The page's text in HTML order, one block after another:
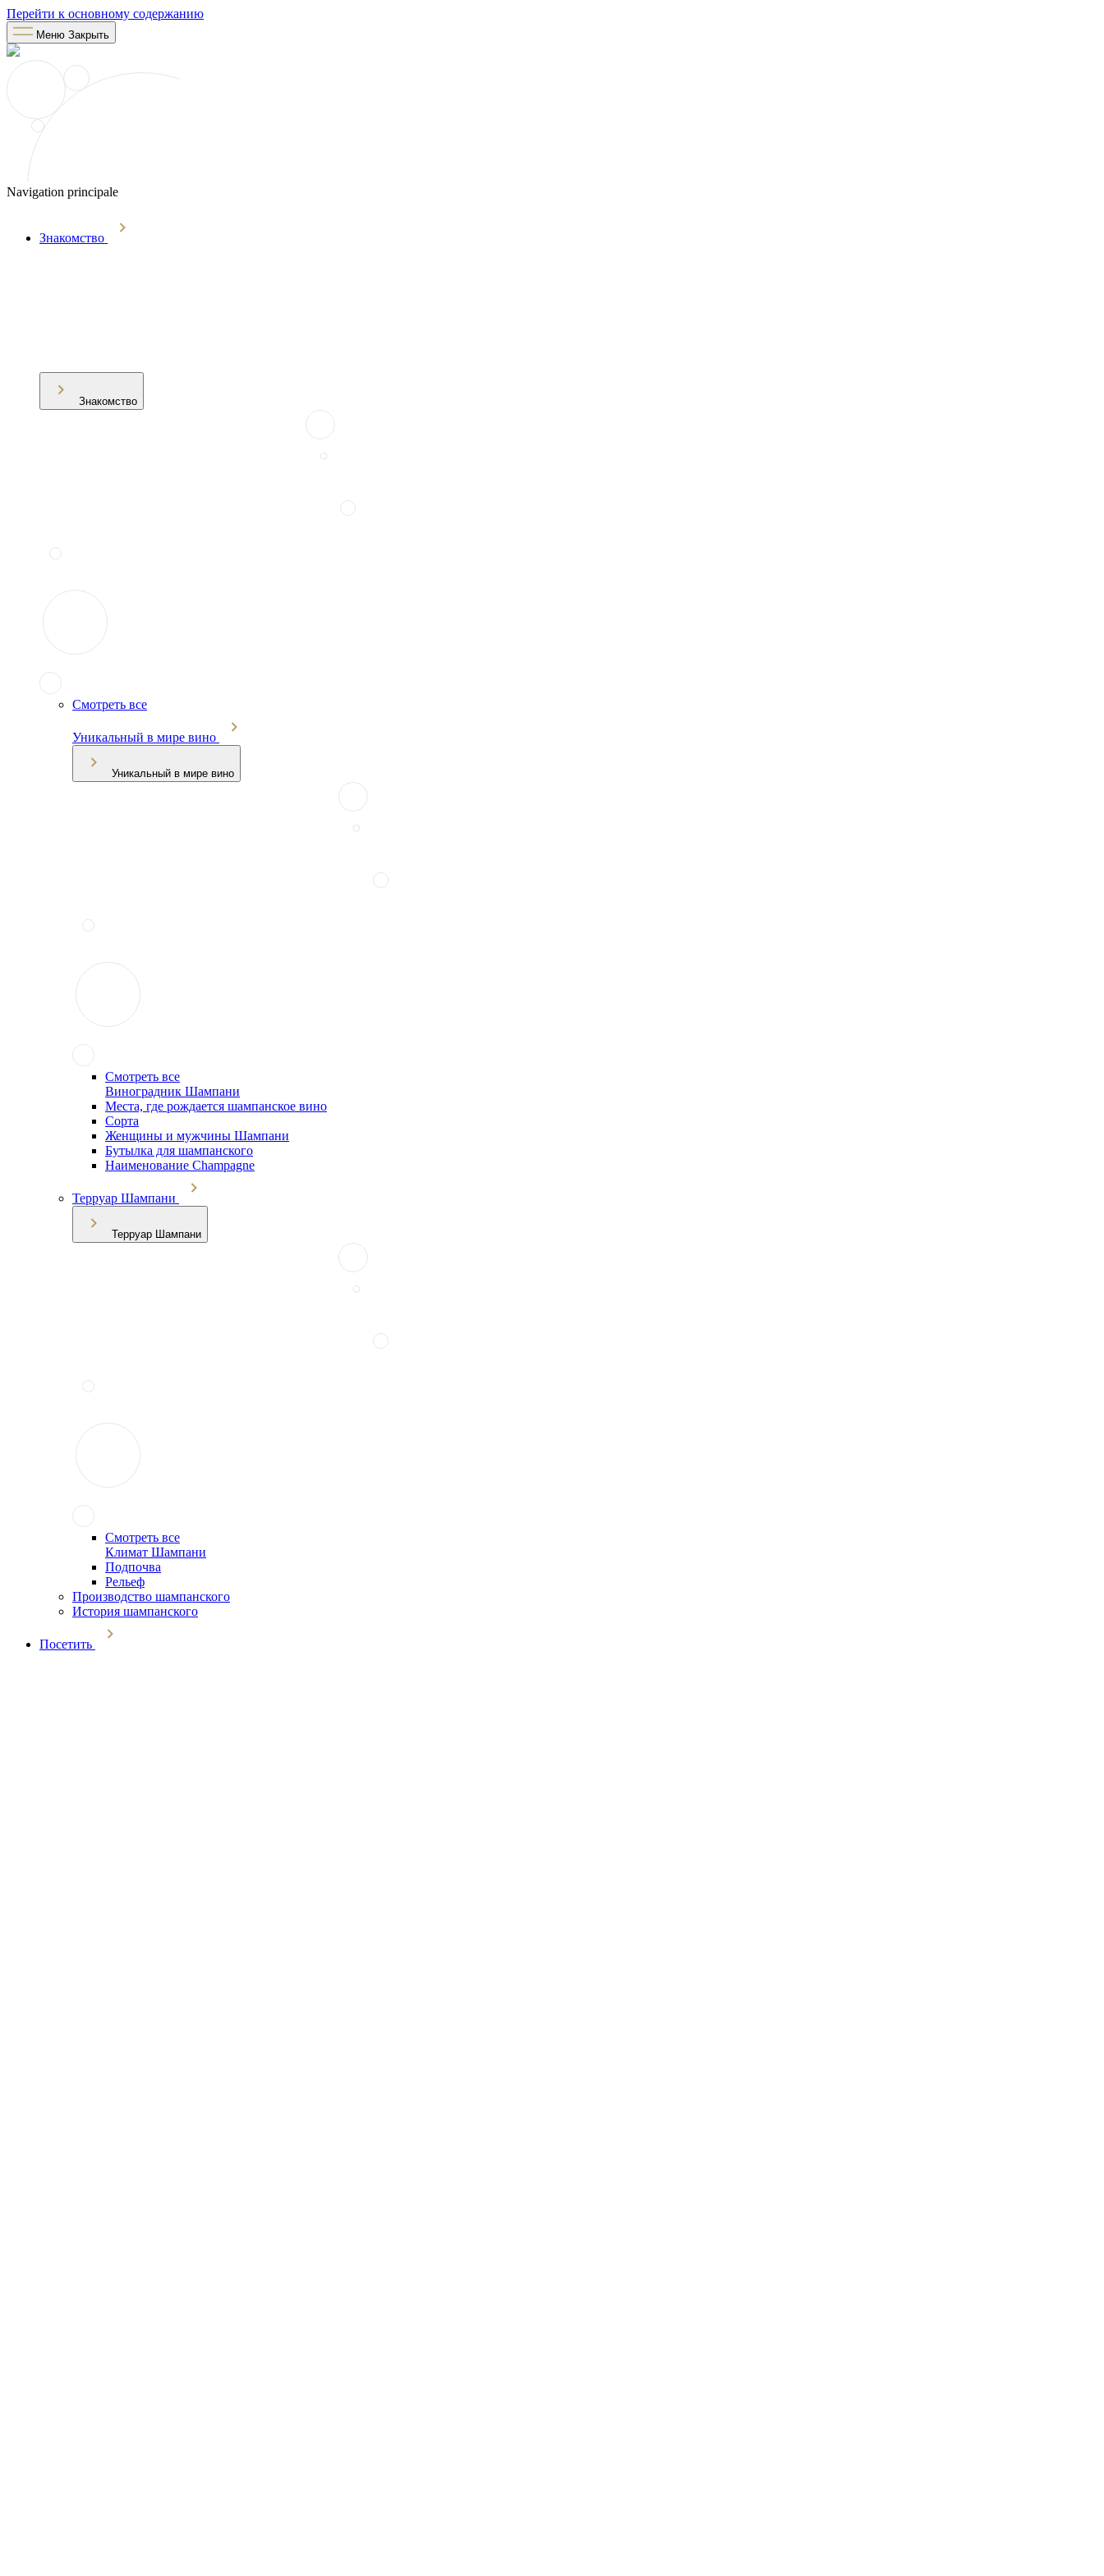
Перейти к основному содержанию
Меню Закрыть
Navigation principale
Знакомство
Знакомство
Смотреть все
Уникальный в мире вино
Уникальный в мире вино
Смотреть все
Виноградник Шампани
Места, где рождается шампанское вино
Сорта
Женщины и мужчины Шампани
Бутылка для шампанского
Наименование Champagne
Терруар Шампани
Терруар Шампани
Смотреть все
Климат Шампани
Подпочва
Рельеф
Производство шампанского
История шампанского
Посетить